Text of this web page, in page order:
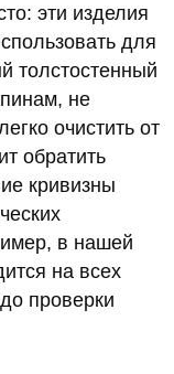
эти изделия
для
толстостенный
не
очистить от
обратить
кривизны
в нашей
на всех
проверки